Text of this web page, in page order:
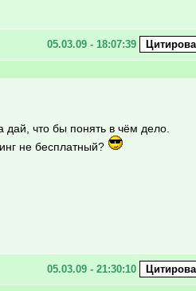
05.03.09 - 18:07:39
что бы понять в чём дело.
не бесплатный?
05.03.09 - 21:30:10